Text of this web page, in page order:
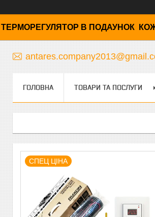
ТЕРМОРЕГУЛЯТОР В ПОДАУНОК
ГОЛОВНА ТОВАРИ ТА ПОСЛУГИ
СПЕЦ ЦІНА